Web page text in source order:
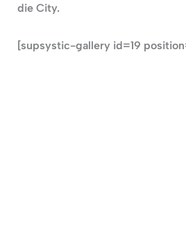
die City.
[supsystic-gallery id=19